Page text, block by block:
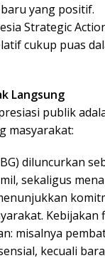
yang positif.
Strategic
cukup puas
Langsung
publik
masyarakat:
diluncurkan
sekaligus
Kebijakan
misalnya
kecuali